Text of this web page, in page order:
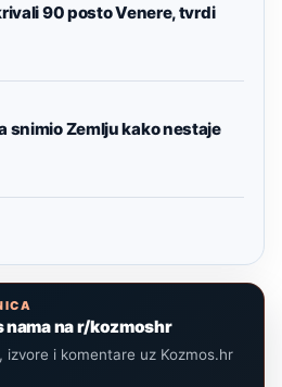
90 posto Venere, tvrdi
snimio Zemlju kako nestaje
nama na r/kozmoshr
izvore i komentare uz Kozmos.hr